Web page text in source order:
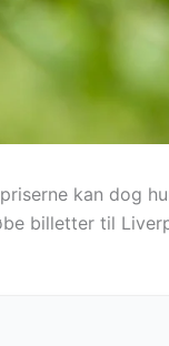
kan dog
billetter til